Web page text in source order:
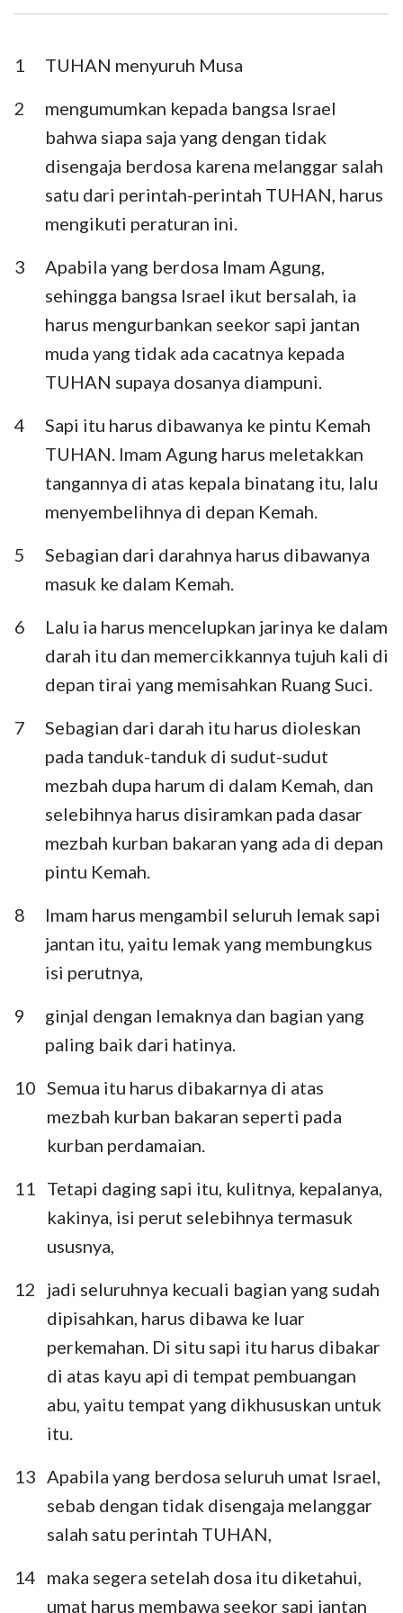
Ezra Nehemia
Ester Ayub
Amsal
Pengkhotbah Kidung Agung
Yesaya Yeremia
Ratapan Yehezkiel
Daniel Hosea
Yoel Amos
Obaja Yunus
Mikha Nahum
Habakuk Zefanya
Hagai Zakharia
Maleakhi
1
TUHAN menyuruh Musa
2
mengumumkan kepada bangsa Israel
bahwa siapa saja yang dengan tidak
disengaja berdosa karena melanggar salah
satu dari perintah-perintah TUHAN, harus
mengikuti peraturan ini.
3
Apabila yang berdosa Imam Agung,
sehingga bangsa Israel ikut bersalah, ia
harus mengurbankan seekor sapi jantan
muda yang tidak ada cacatnya kepada
TUHAN supaya dosanya diampuni.
4
Sapi itu harus dibawanya ke pintu Kemah
TUHAN. Imam Agung harus meletakkan
tangannya di atas kepala binatang itu, lalu
menyembelihnya di depan Kemah.
5
Sebagian dari darahnya harus dibawanya
masuk ke dalam Kemah.
6
Lalu ia harus mencelupkan jarinya ke dalam
darah itu dan memercikkannya tujuh kali di
depan tirai yang memisahkan Ruang Suci.
7
Sebagian dari darah itu harus dioleskan
pada tanduk-tanduk di sudut-sudut
mezbah dupa harum di dalam Kemah, dan
selebihnya harus disiramkan pada dasar
mezbah kurban bakaran yang ada di depan
pintu Kemah.
8
Imam harus mengambil seluruh lemak sapi
jantan itu, yaitu lemak yang membungkus
isi perutnya,
9
ginjal dengan lemaknya dan bagian yang
paling baik dari hatinya.
10 Semua itu harus dibakarnya di atas
mezbah kurban bakaran seperti pada
kurban perdamaian.
11
Tetapi daging sapi itu, kulitnya, kepalanya,
kakinya, isi perut selebihnya termasuk
ususnya,
12
jadi seluruhnya kecuali bagian yang sudah
dipisahkan, harus dibawa ke luar
perkemahan. Di situ sapi itu harus dibakar
di atas kayu api di tempat pembuangan
abu, yaitu tempat yang dikhususkan untuk
itu.
13 Apabila yang berdosa seluruh umat Israel,
sebab dengan tidak disengaja melanggar
salah satu perintah TUHAN,
14 maka segera setelah dosa itu diketahui,
umat harus membawa seekor sapi jantan